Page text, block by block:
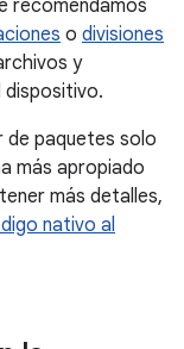
recomendamos
o divisiones
y
dispositivo.
de paquetes solo
más apropiado
más detalles,
nativo al